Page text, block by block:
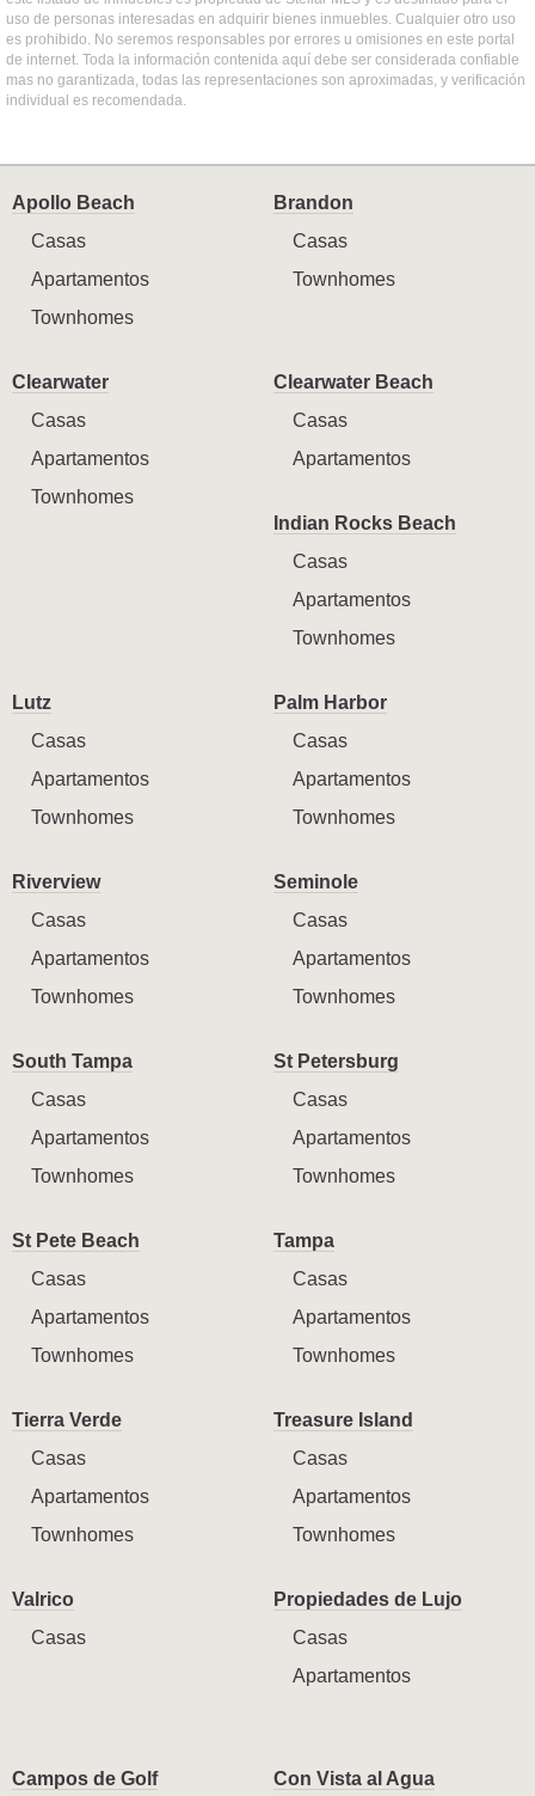
uso de personas interesadas en adquirir bienes inmuebles. Cualquier otro uso
es prohibido. No seremos responsables por errores u omisiones en este portal
de internet. Toda la información contenida aquí debe ser considerada confiable
mas no garantizada, todas las representaciones son aproximadas, y verificación
individual es recomendada.
Apollo Beach
Casas
Apartamentos
Townhomes
Brandon
Casas
Townhomes
Clearwater
Casas
Apartamentos
Townhomes
Clearwater Beach
Casas
Apartamentos
Indian Rocks Beach
Casas
Apartamentos
Townhomes
Lutz
Casas
Apartamentos
Townhomes
Palm Harbor
Casas
Apartamentos
Townhomes
Riverview
Casas
Apartamentos
Townhomes
Seminole
Casas
Apartamentos
Townhomes
South Tampa
Casas
Apartamentos
Townhomes
St Petersburg
Casas
Apartamentos
Townhomes
St Pete Beach
Casas
Apartamentos
Townhomes
Tampa
Casas
Apartamentos
Townhomes
Tierra Verde
Casas
Apartamentos
Townhomes
Treasure Island
Casas
Apartamentos
Townhomes
Valrico
Casas
Propiedades de Lujo
Casas
Apartamentos
Campos de Golf
Con Vista al Agua